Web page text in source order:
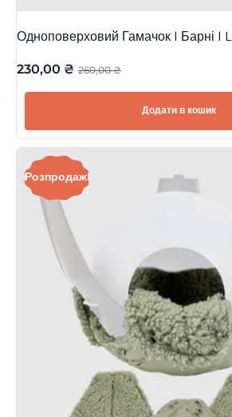
Одноповерховий Гамачок | Барні | L
260,00₴
230,00 ₴
Додати в кошик
Розпродаж!